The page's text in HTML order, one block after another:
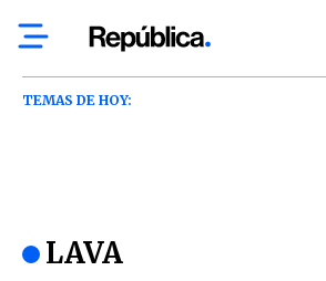
TEMAS DE HOY:
LAVA